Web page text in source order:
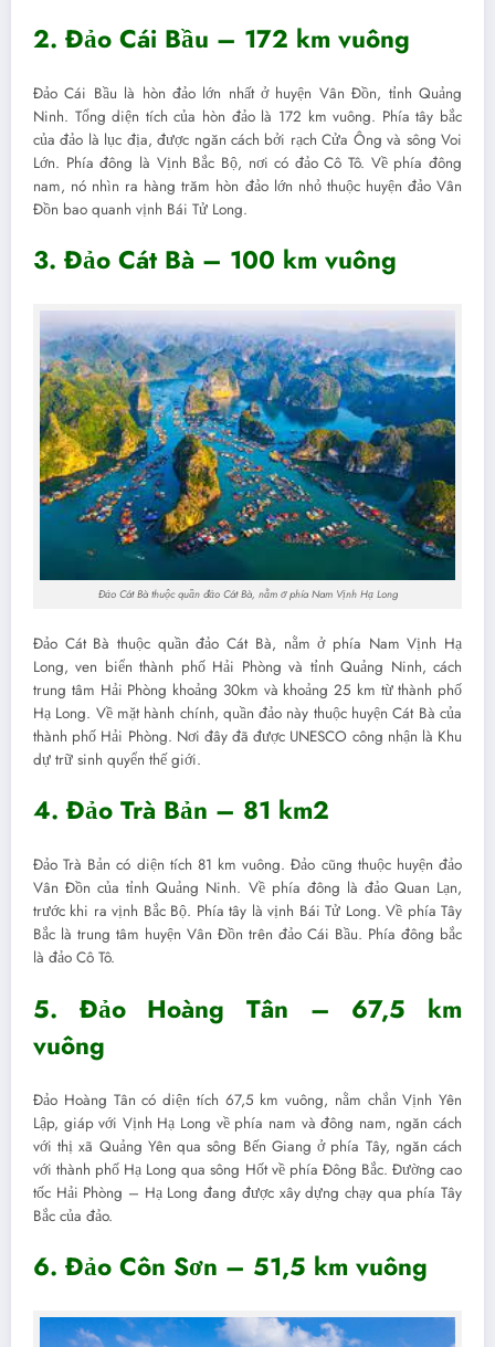
2. Đảo Cái Bầu – 172 km vuông
Đảo Cái Bầu là hòn đảo lớn nhất ở huyện Vân Đồn, tỉnh Quảng
Ninh. Tổng diện tích của hòn đảo là 172 km vuông. Phía tây bắc
của đảo là lục địa, được ngăn cách bởi rạch Cửa Ông và sông Voi
Lớn. Phía đông là Vịnh Bắc Bộ, nơi có đảo Cô Tô. Về phía đông
nam, nó nhìn ra hàng trăm hòn đảo lớn nhỏ thuộc huyện đảo Vân
Đồn bao quanh vịnh Bái Tử Long.
3. Đảo Cát Bà – 100 km vuông
Đảo Cát Bà thuộc quần đảo Cát Bà, nằm ở phía Nam Vịnh Hạ Long
Đảo Cát Bà thuộc quần đảo Cát Bà, nằm ở phía Nam Vịnh Hạ
Long, ven biển thành phố Hải Phòng và tỉnh Quảng Ninh, cách
trung tâm Hải Phòng khoảng 30km và khoảng 25 km từ thành phố
Hạ Long. Về mặt hành chính, quần đảo này thuộc huyện Cát Bà của
thành phố Hải Phòng. Nơi đây đã được UNESCO công nhận là Khu
dự trữ sinh quyển thế giới.
4. Đảo Trà Bản – 81 km2
Đảo Trà Bản có diện tích 81 km vuông. Đảo cũng thuộc huyện đảo
Vân Đồn của tỉnh Quảng Ninh. Về phía đông là đảo Quan Lạn,
trước khi ra vịnh Bắc Bộ. Phía tây là vịnh Bái Tử Long. Về phía Tây
Bắc là trung tâm huyện Vân Đồn trên đảo Cái Bầu. Phía đông bắc
là đảo Cô Tô.
5. Đảo Hoàng Tân – 67,5 km
vuông
Đảo Hoàng Tân có diện tích 67,5 km vuông, nằm chắn Vịnh Yên
Lập, giáp với Vịnh Hạ Long về phía nam và đông nam, ngăn cách
với thị xã Quảng Yên qua sông Bến Giang ở phía Tây, ngăn cách
với thành phố Hạ Long qua sông Hốt về phía Đông Bắc. Đường cao
tốc Hải Phòng – Hạ Long đang được xây dựng chạy qua phía Tây
Bắc của đảo.
6. Đảo Côn Sơn – 51,5 km vuông